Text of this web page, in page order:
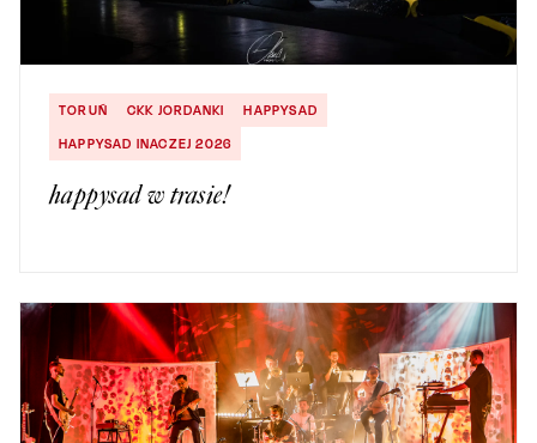
TORUŃ CKK JORDANKI
HAPPYSAD
HAPPYSAD INACZEJ 2026
happysad w trasie!